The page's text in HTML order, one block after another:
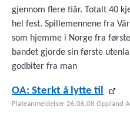
gjennom flere tiår. Totalt 40
hel fest. Spillemennene fra
som hjemme i Norge fra
bandet gjorde sin første
godbiter fra man
OA: Sterkt å lytte til
Plateanmeldelser 26.06.08 Oppland